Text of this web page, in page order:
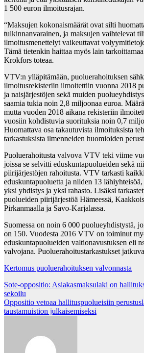
1 500 euron ilmoitusrajan.
“Maksujen kokonaismäärät ovat silti
tulkinnanvarainen, ja maksujen vaihtelevat
ilmoitusmenettelyt vaikeuttavat
Tämä tietenkin haittaa myös lain
Krokfors toteaa.
VTV:n ylläpitämään, puoluerahoituksen
ilmoitusrekisteriin ilmoitettiin vuonna 2018
ja naisjärjestöjen sekä muiden
saamia tukia noin 2,8 miljoonaa euroa.
mutta vuoden 2018 aikana rekisteriin
vuosiin kohdistuvia suorituksia noin 0,7
Huomattava osa takautuvista ilmoituksista
tarkastuksista ilmenneiden huomioiden
Puoluerahoitusta valvova VTV teki viime
joissa se selvitti eduskuntapuolueiden sekä
piirijärjestöjen rahoitusta. VTV tarkasti
eduskuntapuoluetta ja niiden 13
yksi yhdistys ja yksi rahasto. Lisäksi
puolueiden piirijärjestöä Hämeessä,
Pirkanmaalla ja Savo-Karjalassa.
Suomessa on noin 6 000 puolueyhdistystä,
on 150. Vuodesta 2016 VTV on toiminut
eduskuntapuolueiden valtionavustuksen eli
valvojana. Puoluerahoitustarkastukset
Kertomus puoluerahoituksen valvonnasta
Post
navigation
Sote-oppositio: Asiakasmaksulaki on
sekoilu
Oppositio vetoaa hallituspuolueisiin
taustamuistion julkaisemiseksi